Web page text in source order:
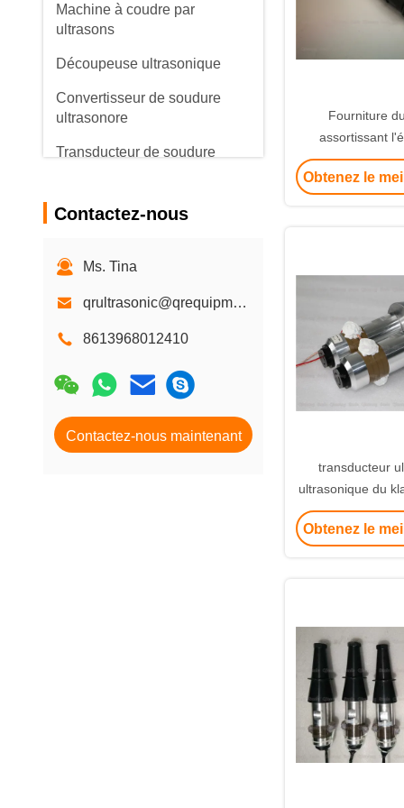
Machine à coudre par
ultrasons
Découpeuse ultrasonique
Convertisseur de soudure
ultrasonore
Transducteur de soudure
transducteur piézoélectrique
Oscillateur ultrasonique
générateur d'onde
ultrasonique
Machine de soudure
ultrasonique de harnais de fil
Machine de soudure
ultrasonique en métal
Contactez-nous
Ms. Tina
qrultrasonic@qrequipment.com
8613968012410
Contactez-nous maintenant
Fourniture
assortissant
ultrasonique
cachetage de
Obtenez le
transducteur
ultrasonique du
soudure de
Obtenez le